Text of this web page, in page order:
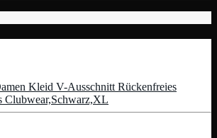
Kleid V-Ausschnitt Rückenfreies
Clubwear,Schwarz,XL